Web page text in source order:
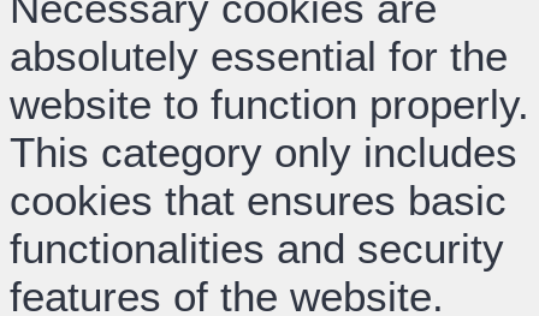
absolutely essential for the
website to function properly.
This category only includes
cookies that ensures basic
functionalities and security
features of the website.